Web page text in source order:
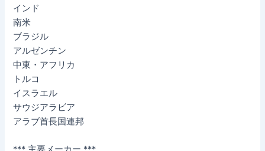
インド
南米
ブラジル
アルゼンチン
中東・アフリカ
トルコ
イスラエル
サウジアラビア
アラブ首長国連邦